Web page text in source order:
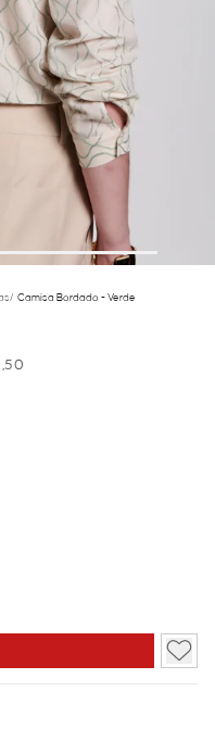
/ Camisa Bordado - Verde